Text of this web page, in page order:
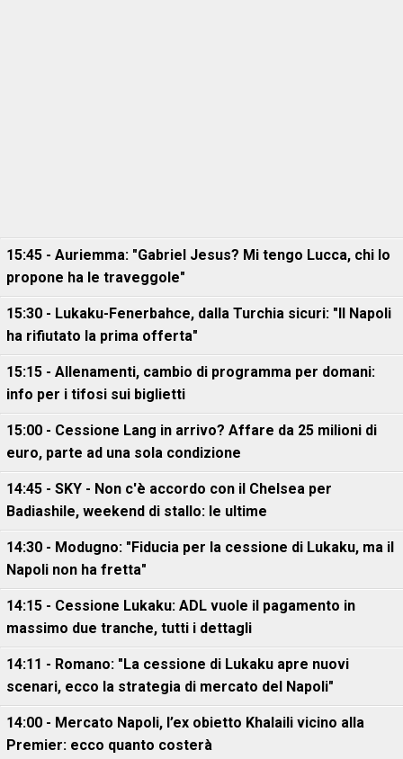
15:45 - Auriemma: "Gabriel Jesus? Mi tengo Lucca, chi lo
propone ha le traveggole"
15:30 - Lukaku-Fenerbahce, dalla Turchia sicuri: "Il Napoli
ha rifiutato la prima offerta"
15:15 - Allenamenti, cambio di programma per domani:
info per i tifosi sui biglietti
15:00 - Cessione Lang in arrivo? Affare da 25 milioni di
euro, parte ad una sola condizione
14:45 - SKY - Non c'è accordo con il Chelsea per
Badiashile, weekend di stallo: le ultime
14:30 - Modugno: "Fiducia per la cessione di Lukaku, ma il
Napoli non ha fretta"
14:15 - Cessione Lukaku: ADL vuole il pagamento in
massimo due tranche, tutti i dettagli
14:11 - Romano: "La cessione di Lukaku apre nuovi
scenari, ecco la strategia di mercato del Napoli"
14:00 - Mercato Napoli, l’ex obietto Khalaili vicino alla
Premier: ecco quanto costerà